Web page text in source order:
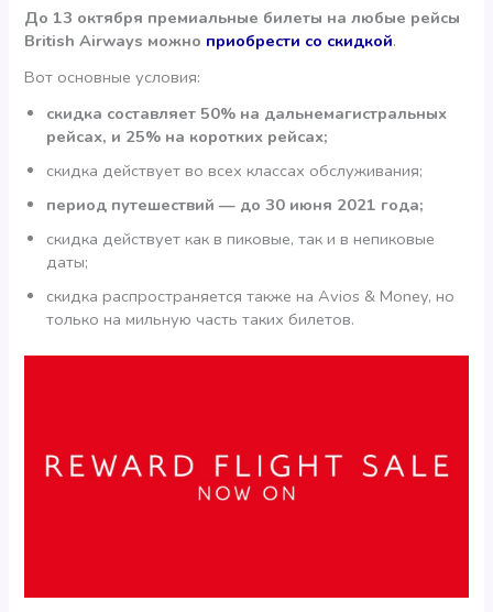
До 13 октября премиальные билеты на любые рейсы
British Airways можно приобрести со скидкой.
Вот основные условия:
скидка составляет 50% на дальнемагистральных
рейсах, и 25% на коротких рейсах;
скидка действует во всех классах обслуживания;
период путешествий — до 30 июня 2021 года;
скидка действует как в пиковые, так и в непиковые
даты;
скидка распространяется также на Avios & Money, но
только на мильную часть таких билетов.